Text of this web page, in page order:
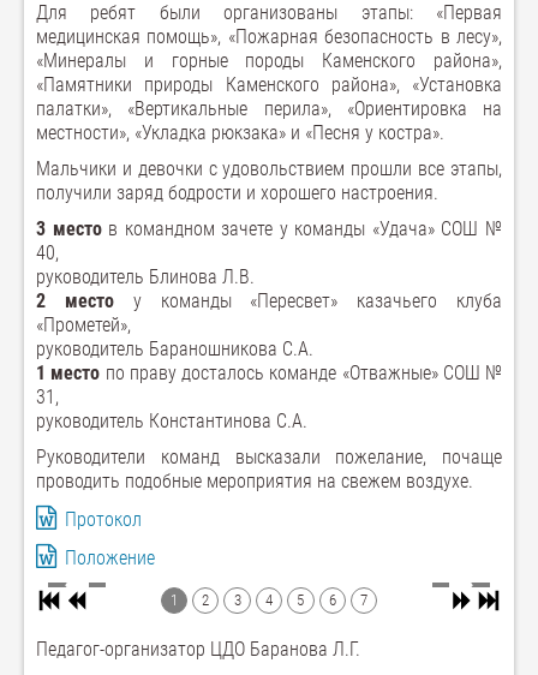
Для ребят были организованы этапы: «Первая
медицинская помощь», «Пожарная безопасность в лесу»,
«Минералы и горные породы Каменского района»,
«Памятники природы Каменского района», «Установка
палатки», «Вертикальные перила», «Ориентировка на
местности», «Укладка рюкзака» и «Песня у костра».
Мальчики и девочки с удовольствием прошли все этапы,
получили заряд бодрости и хорошего настроения.
3 местов командном зачете у команды «Удача» СОШ №
40,
руководитель Блинова Л.В.
2 местоу команды «Пересвет» казачьего клуба
«Прометей»,
руководитель Бараношникова С.А.
1 место по праву досталось команде «Отважные» СОШ №
31,
руководитель Константинова С.А.
Руководители команд высказали пожелание, почаще
проводить подобные мероприятия на свежем воздухе.
Протокол
Положение
1 2 3 4 5 6 7
Педагог-организатор ЦДО Баранова Л.Г.